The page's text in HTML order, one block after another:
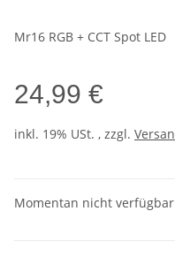
Mr16 RGB + CCT Spot LED
24,99 €
inkl. 19% USt. , zzgl.
Momentan nicht verfügbar